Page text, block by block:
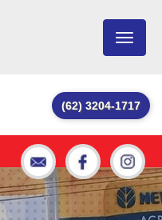
Toggle
(62) 3204-1717